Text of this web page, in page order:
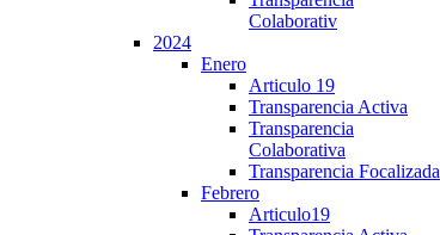
Colaborativ
2024
Enero
Articulo 19
Transparencia Activa
Transparencia
Colaborativa
Transparencia Focalizada
Febrero
Articulo19